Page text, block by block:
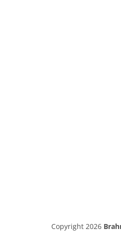
Copyright 2026